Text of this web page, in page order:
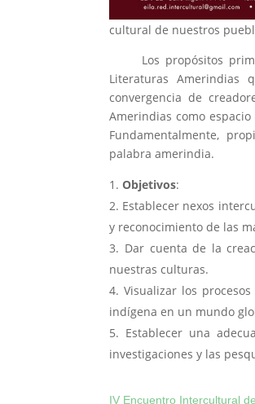
cultural de nuestros
Los propósitos
Literaturas Amerindias
convergencia de
Amerindias como
Fundamentalmente,
palabra amerindia.
Objetivos:
Establecer nexos
y reconocimiento de las
Dar cuenta de la
nuestras culturas.
Visualizar los
indígena en un mundo
Establecer una
investigaciones y las
IV Encuentro Intercultural